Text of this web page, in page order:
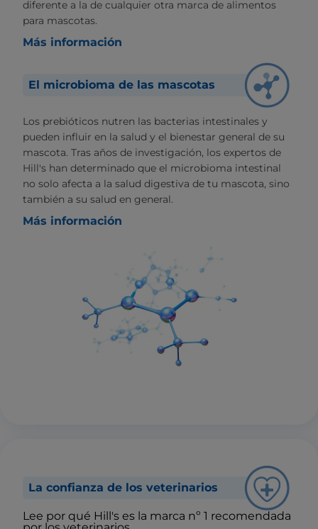
diferente a la de cualquier otra marca de alimentos
para mascotas.
Más información
El microbioma de las mascotas
Los prebióticos nutren las bacterias intestinales y
pueden influir en la salud y el bienestar general de su
mascota. Tras años de investigación, los expertos de
Hill's han determinado que el microbioma intestinal
no solo afecta a la salud digestiva de tu mascota, sino
también a su salud en general.
Más información
La confianza de los veterinarios
Lee por qué Hill's es la marca nº 1 recomendada